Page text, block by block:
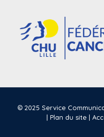
© 2025 Service
| Plan du site|